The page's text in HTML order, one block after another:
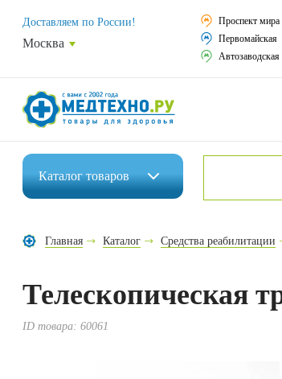
Доставляем по России!
Москва
Проспект мира
Первомайская
Автозаводская
Каталогтоваров
Средства по уходу за больными
Ортопедические изделия
Главная Каталог Средства реабилитации
Телескопическая
ID товара:60061